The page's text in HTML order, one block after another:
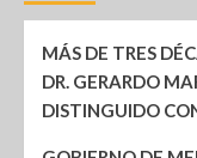
MÁS DE TRES
DR. GERARDO
DISTINGUIDO